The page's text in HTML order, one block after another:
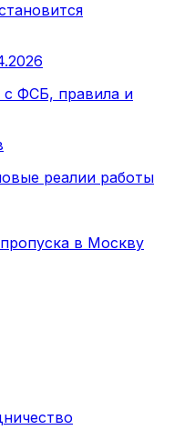
с ФСБ, правила и
реалии работы
в Москву